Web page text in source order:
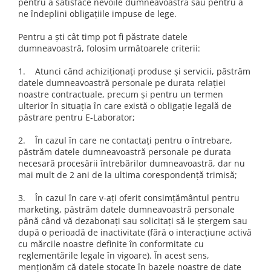
ne îndeplini obligațiile impuse de lege.
Pentru a ști cât timp pot fi păstrate datele
dumneavoastră, folosim următoarele criterii:
1. Atunci când achiziționați produse și servicii, păstrăm
datele dumneavoastră personale pe durata relației
noastre contractuale, precum și pentru un termen
ulterior în situația în care există o obligație legală de
păstrare pentru E-Laborator;
2. În cazul în care ne contactați pentru o întrebare,
păstrăm datele dumneavoastră personale pe durata
necesară procesării întrebărilor dumneavoastră, dar nu
mai mult de 2 ani de la ultima corespondență trimisă;
3. În cazul în care v-ați oferit consimțământul pentru
marketing, păstrăm datele dumneavoastră personale
până când vă dezabonați sau solicitați să le ștergem sau
după o perioadă de inactivitate (fără o interacțiune activă
cu mărcile noastre definite în conformitate cu
reglementările legale în vigoare). În acest sens,
menționăm că datele stocate în bazele noastre de date